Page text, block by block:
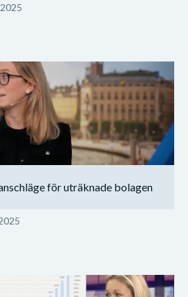
för uträknade bolagen